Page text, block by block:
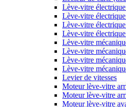
Lève-vitre
Lève-vitre
Lève-vitre
Lève-vitre
Lève-vitre
Lève-vitre
Lève-vitre
Lève-vitre
Levier de vitesses
Moteur lève-vitre
Moteur lève-vitre
Moteur lève-vitre